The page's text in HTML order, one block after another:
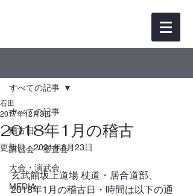
すべての記事
稽古日
講習会・審査会
大会・演武会
MEDIA
すべての記事
2018年1月の稽古
石田
2017年12月3日
更新日：2021年8月23日
玄武館坂上道場 杖道・居合道部、
2018年1月の稽古日・時間は以下の通